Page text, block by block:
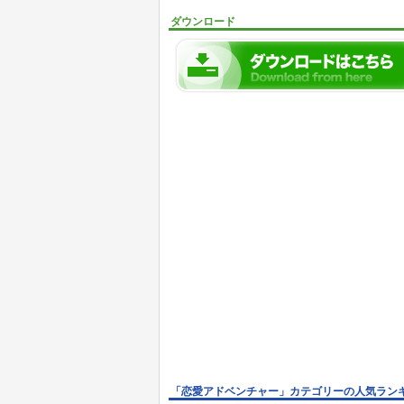
ダウンロード
「恋愛アドベンチャー」カテゴリーの人気ラン